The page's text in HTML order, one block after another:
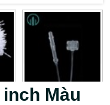
Màu